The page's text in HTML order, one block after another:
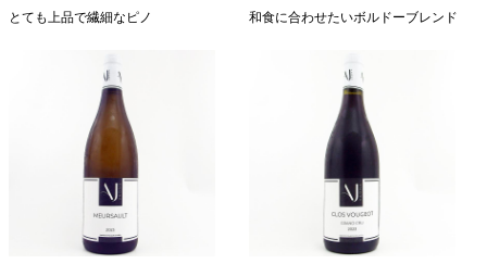
とても上品で繊細なピノ 和食に合わせたいボルドーブレンド